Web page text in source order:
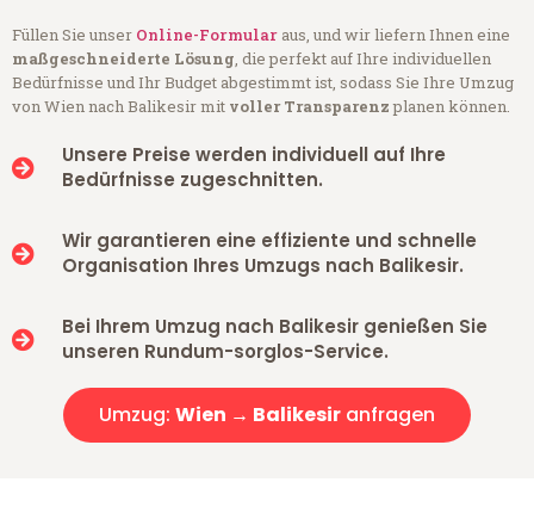
Füllen Sie unser Online-Formular aus, und wir liefern Ihnen eine
maßgeschneiderte Lösung, die perfekt auf Ihre individuellen
Bedürfnisse und Ihr Budget abgestimmt ist, sodass Sie Ihre Umzug
von Wien nach Balikesir mit voller Transparenzplanen können.
Unsere Preise werden individuell auf Ihre
Bedürfnisse zugeschnitten.
Wir garantieren eine effiziente und schnelle
Organisation Ihres Umzugs nach Balikesir.
Bei Ihrem Umzug nach Balikesir genießen Sie
unseren Rundum-sorglos-Service.
Umzug: Wien → Balikesir anfragen